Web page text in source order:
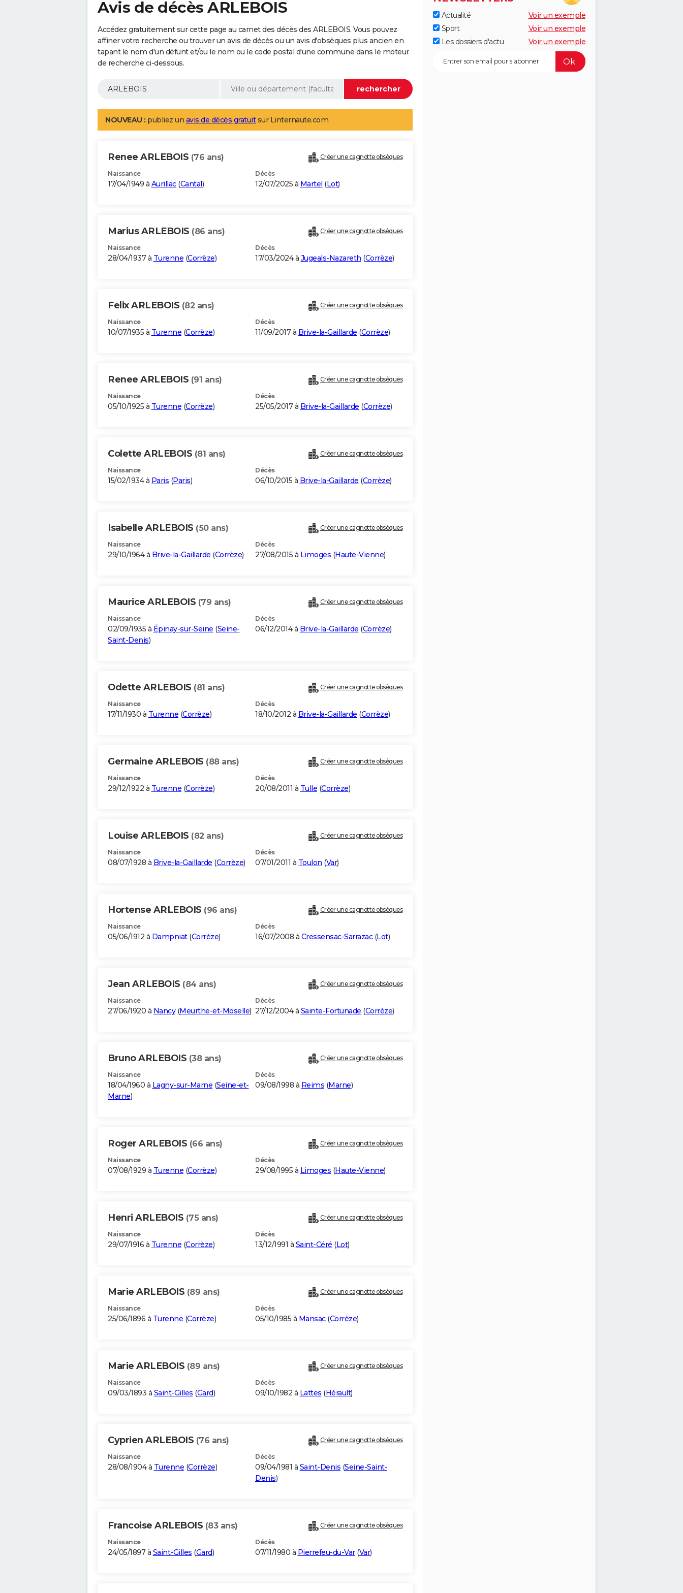
Avis de décès ARLEBOIS
Accédez gratuitement sur cette page au carnet des décès des ARLEBOIS. Vous pouvez
affiner votre recherche ou trouver un avis de décès ou un avis d'obsèques plus ancien en
tapant le nom d'un défunt et/ou le nom ou le code postal d'une commune dans le moteur
de recherche ci-dessous.
NOUVEAU : publiez un avis de décès gratuitsur Linternaute.com
Renee ARLEBOIS (76 ans) Créer une cagnotte obsèques
Naissance
17/04/1949 à Aurillac(Cantal)
Décès
12/07/2025 à Martel (Lot)
Marius ARLEBOIS (86 ans) Créer une cagnotte obsèques
Naissance
28/04/1937 à Turenne (Corrèze)
Décès
17/03/2024 à Jugeals-Nazareth (Corrèze)
Felix ARLEBOIS (82 ans) Créer une cagnotte obsèques
Naissance
10/07/1935 à Turenne (Corrèze)
Décès
11/09/2017 à Brive-la-Gaillarde (Corrèze)
Renee ARLEBOIS (91 ans) Créer une cagnotte obsèques
Naissance
05/10/1925 à Turenne (Corrèze)
Décès
25/05/2017 à Brive-la-Gaillarde (Corrèze)
Colette ARLEBOIS (81 ans) Créer une cagnotte obsèques
Naissance
15/02/1934 à Paris (Paris)
Décès
06/10/2015 à Brive-la-Gaillarde (Corrèze)
Isabelle ARLEBOIS (50 ans) Créer une cagnotte obsèques
Naissance
29/10/1964 à Brive-la-Gaillarde (Corrèze)
Décès
27/08/2015 à Limoges (Haute-Vienne)
Maurice ARLEBOIS (79 ans) Créer une cagnotte obsèques
Naissance
02/09/1935 à Épinay-sur-Seine (Seine-
Saint-Denis)
Décès
06/12/2014 à Brive-la-Gaillarde (Corrèze)
Odette ARLEBOIS (81 ans) Créer une cagnotte obsèques
Naissance
17/11/1930 à Turenne (Corrèze)
Décès
18/10/2012 à Brive-la-Gaillarde (Corrèze)
Germaine ARLEBOIS (88 ans) Créer une cagnotte obsèques
Naissance
29/12/1922 à Turenne (Corrèze)
Décès
20/08/2011 à Tulle (Corrèze)
Louise ARLEBOIS (82 ans) Créer une cagnotte obsèques
Naissance
08/07/1928 à Brive-la-Gaillarde (Corrèze)
Décès
07/01/2011 à Toulon (Var)
Hortense ARLEBOIS (96 ans) Créer une cagnotte obsèques
Naissance
05/06/1912 à Dampniat(Corrèze)
Décès
16/07/2008 à Cressensac-Sarrazac(Lot)
Jean ARLEBOIS (84 ans) Créer une cagnotte obsèques
Naissance
27/06/1920 à Nancy(Meurthe-et-Moselle)
Décès
27/12/2004 à Sainte-Fortunade (Corrèze)
Bruno ARLEBOIS (38 ans) Créer une cagnotte obsèques
Naissance
18/04/1960 à Lagny-sur-Marne (Seine-et-
Marne)
Décès
09/08/1998 à Reims (Marne)
Roger ARLEBOIS (66 ans) Créer une cagnotte obsèques
Naissance
07/08/1929 à Turenne (Corrèze)
Décès
29/08/1995 à Limoges (Haute-Vienne)
Henri ARLEBOIS (75 ans) Créer une cagnotte obsèques
Naissance
29/07/1916 à Turenne (Corrèze)
Décès
13/12/1991 à Saint-Céré (Lot)
Marie ARLEBOIS (89 ans) Créer une cagnotte obsèques
Naissance
25/06/1896 à Turenne (Corrèze)
Décès
05/10/1985 à Mansac(Corrèze)
Marie ARLEBOIS (89 ans) Créer une cagnotte obsèques
Naissance
09/03/1893 à Saint-Gilles (Gard)
Décès
09/10/1982 à Lattes (Hérault)
Cyprien ARLEBOIS (76 ans) Créer une cagnotte obsèques
Naissance
28/08/1904 à Turenne (Corrèze)
Décès
09/04/1981 à Saint-Denis (Seine-Saint-
Denis)
Francoise ARLEBOIS (83 ans) Créer une cagnotte obsèques
Naissance
24/05/1897 à Saint-Gilles (Gard)
Décès
07/11/1980 à Pierrefeu-du-Var(Var)
Actualité
Voir un exemple
Sport
Voir un exemple
Les dossiers d'actu
Voir un exemple